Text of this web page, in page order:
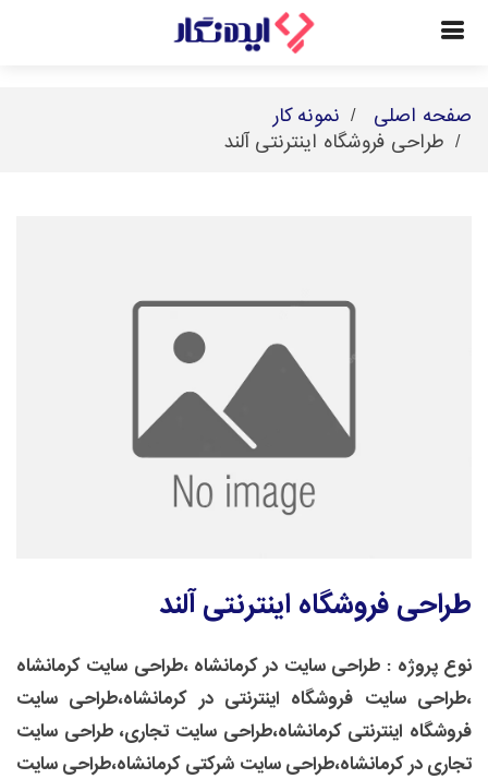
صفحه اصلی
نمونه کار
طراحی فروشگاه اینترنتی آلند
طراحی فروشگاه اینترنتی آلند
نوع پروژه : طراحی سایت در کرمانشاه ،طراحی سایت کرمانشاه
،طراحی سایت فروشگاه اینترنتی در کرمانشاه،طراحی سایت
فروشگاه اینترنتی کرمانشاه،طراحی سایت تجاری، طراحی سایت
تجاری در کرمانشاه،طراحی سایت شرکتی کرمانشاه،طراحی سایت